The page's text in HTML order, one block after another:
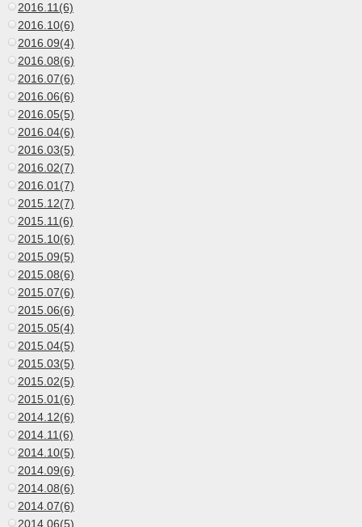
2016.11(6)
2016.10(6)
2016.09(4)
2016.08(6)
2016.07(6)
2016.06(6)
2016.05(5)
2016.04(6)
2016.03(5)
2016.02(7)
2016.01(7)
2015.12(7)
2015.11(6)
2015.10(6)
2015.09(5)
2015.08(6)
2015.07(6)
2015.06(6)
2015.05(4)
2015.04(5)
2015.03(5)
2015.02(5)
2015.01(6)
2014.12(6)
2014.11(6)
2014.10(5)
2014.09(6)
2014.08(6)
2014.07(6)
2014.06(5)